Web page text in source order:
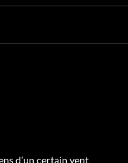
d’un certain vent